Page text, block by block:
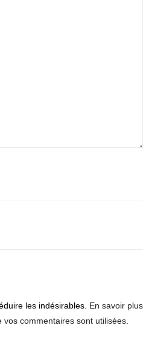
les indésirables. En savoir plus
commentaires sont utilisées